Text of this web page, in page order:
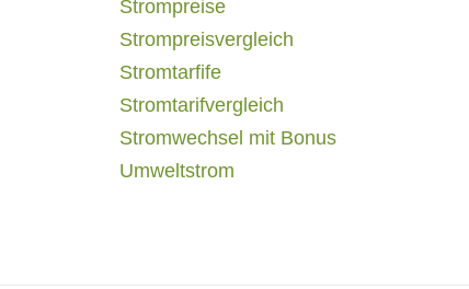
Strompreise
Strompreisvergleich
Stromtarfife
Stromtarifvergleich
Stromwechsel mit Bonus
Umweltstrom